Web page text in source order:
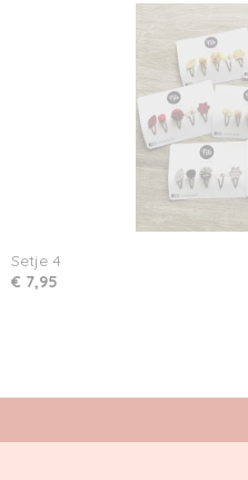
Setje 4
€ 7,95